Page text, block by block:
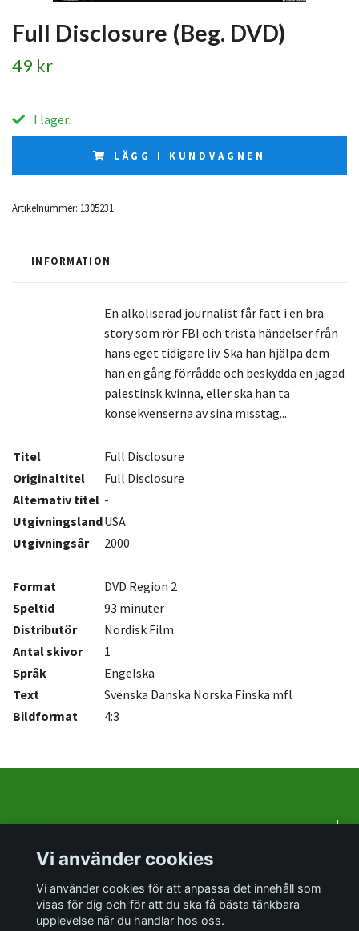
Full Disclosure (Beg. DVD)
49 kr
I lager.
LÄGG I KUNDVAGNEN
Artikelnummer: 1305231
INFORMATION
En alkoliserad journalist får fatt i en bra
story som rör FBI och trista händelser från
hans eget tidigare liv. Ska han hjälpa dem
han en gång förrådde och beskydda en jagad
palestinsk kvinna, eller ska han ta
konsekvenserna av sina misstag...
Titel
Full Disclosure
Originaltitel
Full Disclosure
Alternativ titel -
UtgivningslandUSA
Utgivningsår
2000
Format
DVD Region 2
Speltid
93 minuter
Distributör
Nordisk Film
Antalskivor
1
Språk
Engelska
Text
Svenska Danska Norska Finska mfl
Bildformat
4:3
Om oss
Sociala medier
Vi använder cookies
Vi använder cookies för att anpassa det innehåll som
visas för dig och för att du ska få bästa tänkbara
upplevelse när du handlar hos oss.